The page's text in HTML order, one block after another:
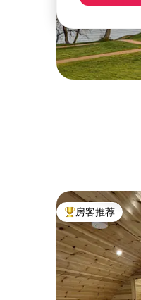
热门「房客推荐」
房客推荐